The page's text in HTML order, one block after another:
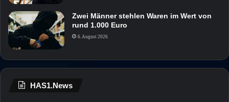
Zwei Männer stehlen Waren im Wert von
rund 1.000 Euro
6. August 2026
HAS1.News